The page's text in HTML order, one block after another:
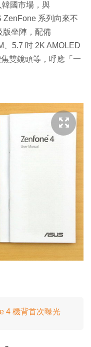
國市場，與
ZenFone 系列向來不
版坐陣，配備
、5.7 吋 2K AMOLED
雙鏡頭等，呼應「一
4 機背首次曝光